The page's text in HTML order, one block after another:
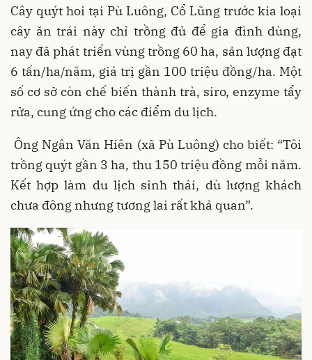
Cây quýt hoi tại Pù Luông, Cổ Lũng trước kia loại
cây ăn trái này chỉ trồng đủ để gia đình dùng,
nay đã phát triển vùng trồng 60 ha, sản lượng đạt
6 tấn/ha/năm, giá trị gần 100 triệu đồng/ha. Một
số cơ sở còn chế biến thành trà, siro, enzyme tẩy
rửa, cung ứng cho các điểm du lịch.
Ông Ngân Văn Hiên (xã Pù Luông) cho biết: “Tôi
trồng quýt gần 3 ha, thu 150 triệu đồng mỗi năm.
Kết hợp làm du lịch sinh thái, dù lượng khách
chưa đông nhưng tương lai rất khả quan”.